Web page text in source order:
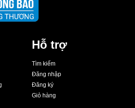
Hỗ trợ
Tìm kiếm
Đăng nhập
Đăng ký
Giỏ hàng